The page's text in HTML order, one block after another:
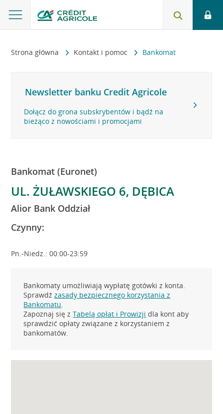
Strona główna Kontakt i pomoc Bankomat
Newsletter banku Credit Agricole
Dołącz do grona subskrybentów i bądź na
bieżąco z nowościami i promocjami
Bankomat (Euronet)
UL. ŻUŁAWSKIEGO 6, DĘBICA
Alior Bank Oddział
Czynny:
Pn.-Niedz.: 00:00-23:59
Bankomaty umożliwiają wypłatę gotówki z konta.
Sprawdźzasady bezpiecznego korzystania z
Bankomatu.
Zapoznaj się zTabelą opłat i Prowizji dla kont aby
sprawdzić opłaty związane z korzystaniem z
bankomatów.